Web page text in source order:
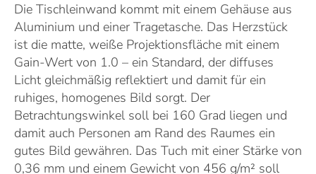
Die Tischleinwand kommt mit einem Gehäuse aus
Aluminium und einer Tragetasche. Das Herzstück
ist die matte, weiße Projektionsfläche mit einem
Gain-Wert von 1.0 – ein Standard, der diffuses
Licht gleichmäßig reflektiert und damit für ein
ruhiges, homogenes Bild sorgt. Der
Betrachtungswinkel soll bei 160 Grad liegen und
damit auch Personen am Rand des Raumes ein
gutes Bild gewähren. Das Tuch mit einer Stärke von
0,36 mm und einem Gewicht von 456 g/m² soll